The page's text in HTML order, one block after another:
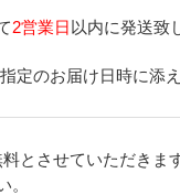
2営業日 以内に発送致
のお届け日時に添
とさせていただきます